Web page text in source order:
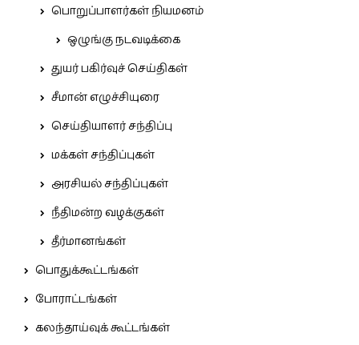
பொறுப்பாளர்கள் நியமனம்
ஒழுங்கு நடவடிக்கை
துயர் பகிர்வுச் செய்திகள்
சீமான் எழுச்சியுரை
செய்தியாளர் சந்திப்பு
மக்கள் சந்திப்புகள்
அரசியல் சந்திப்புகள்
நீதிமன்ற வழக்குகள்
தீர்மானங்கள்
பொதுக்கூட்டங்கள்
போராட்டங்கள்
கலந்தாய்வுக் கூட்டங்கள்